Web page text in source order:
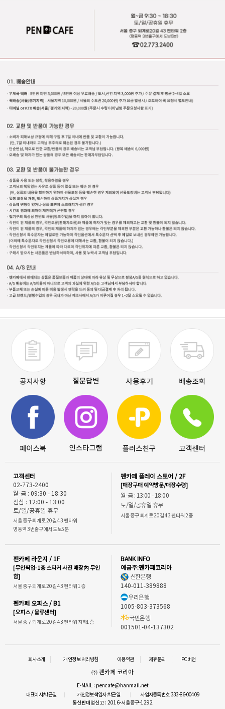
고객센터
02-773-2400
월-금 : 09:30 - 18:30
점심 : 12:00 - 13:00
토/일/공휴일 휴무
서울 중구 퇴계로 20길 43 펜타워
명동역 3번출구에서 도보5분
펜카페 플레이 스토어 / 2F
[매장구매 예약방문/매장수령]
월-금 : 13:00 - 18:00
토/일/공휴일 휴무
서울 중구 퇴계로 20길 43 펜타워 2층
펜카페 라운지 / 1F
[무인픽업-1층 스티커 사진 매장內 무인
함]
서울 중구 퇴계로 20길 43 펜타워 1층
펜카페 오피스 / B1
[오피스 / 물류센터]
서울 중구 퇴계로 20길 43 펜타워 지하1층
BANK INFO
예금주:펜카페코리아
신한은행
140-011-389888
우리은행
1005-803-373568
국민은행
001501-04-137302
회사소개 개인정보 처리방침 이용약관 제휴문의 PC버전
㈜ 펜카페 코리아
E-MAIL : pencafe@hanmail.net
대표이사:박근일
개인정보책임자:박근일
사업자등록번호:333-86-00409
통신판매업신고 : 2016-서울중구-1292